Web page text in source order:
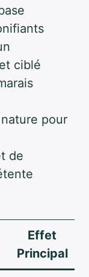
ciblé
pour
de
Effet
Principal